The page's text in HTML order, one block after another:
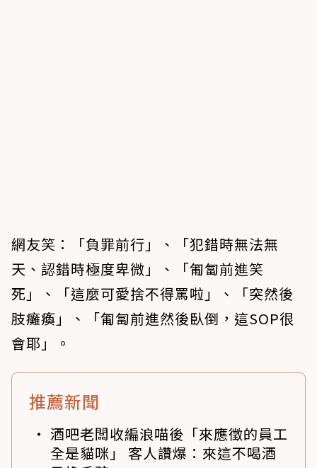
網友笑：「負罪前行」、「犯錯時無法無
天、認錯時極度卑微」、「匍匐前進笑
死」、「這麼可愛捨不得罵啦」、「突然後
肢癱瘓」、「匍匐前進然後臥倒，這SOP很
會耶」。
推薦新聞
酒吧老闆收編浪喵後「來應徵的員工
全是貓咪」 客人讚爆：來這不喝酒